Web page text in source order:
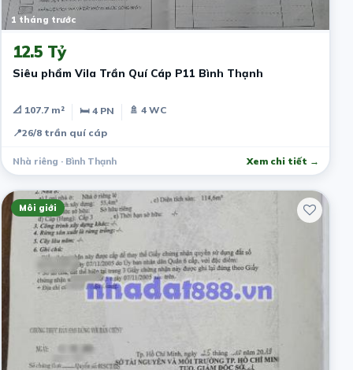
1 tháng trước
12.5 Tỷ
Siêu phẩm Vila Trần Quí Cáp P11 Bình Thạnh
📐 107.7 m² 🛏 4 PN
🚿 4 WC
📍26/8 trần quí cáp
Nhà riêng · Bình Thạnh Xem chi tiết →
Môi giới